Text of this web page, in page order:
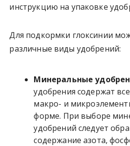
инструкцию на упаковке
Для подкормки глоксинии
различные виды удобрений:
Минеральные
удобрения содержат
макро- и
форме. При выборе
удобрений следует
содержание азота,